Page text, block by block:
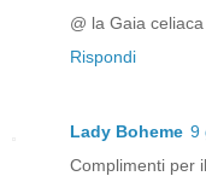
@ la Gaia
Rispondi
Lady Boheme 9
Complimenti per